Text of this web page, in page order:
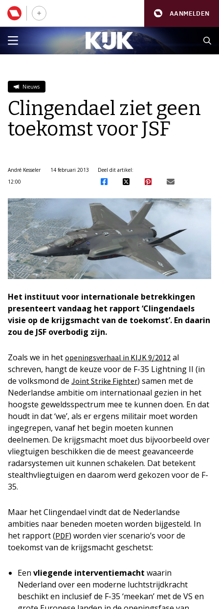
AANMELDEN
Nieuws
Clingendael ziet geen
toekomst voor JSF
André Kesseler
14 februari 2013
12:00
Deel dit artikel:
Het instituut voor internationale betrekkingen
presenteert vandaag het rapport ‘Clingendaels
visie op de krijgsmacht van de toekomst’. En daarin
zou de JSF overbodig zijn.
Zoals we in het openingsverhaal in KIJK 9/2012 al
schreven, hangt de keuze voor de F-35 Lightning II (in
de volksmond de Joint Strike Fighter) samen met de
Nederlandse ambitie om internationaal gezien in het
hoogste geweldsspectrum mee te kunnen doen. En dat
houdt in dat ‘we’, als er ergens militair moet worden
ingegrepen, vanaf het begin moeten kunnen
deelnemen. De krijgsmacht moet dus bijvoorbeeld over
vliegtuigen beschikken die de meest geavanceerde
radarsystemen uit kunnen schakelen. Dat betekent
stealthvliegtuigen en daarom werd gekozen voor de F-
35.
Maar het Clingendael vindt dat de Nederlandse
ambities naar beneden moeten worden bijgesteld. In
het rapport (PDF) worden vier scenario’s voor de
toekomst van de krijgsmacht geschetst:
Een vliegende interventiemacht waarin
Nederland over een moderne luchtstrijdkracht
beschikt en inclusief de F-35 ‘meekan’ met de VS en